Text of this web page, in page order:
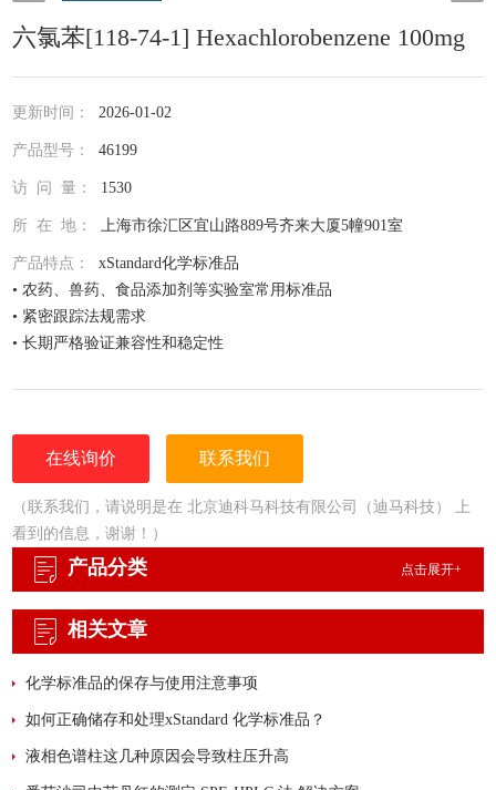
六氯苯[118-74-1] Hexachlorobenzene 100mg
更新时间：2026-01-02
产品型号：46199
访 问 量： 1530
所 在 地：上海市徐汇区宜山路889号齐来大厦5幢901室
产品特点：xStandard化学标准品
• 农药、兽药、食品添加剂等实验室常用标准品
• 紧密跟踪法规需求
• 长期严格验证兼容性和稳定性
• 详尽的分析证书（COA）
• 更为人性化的小包装量，利于保存，节约成本
在线询价 联系我们
（联系我们，请说明是在 北京迪科马科技有限公司（迪马科技） 上
看到的信息，谢谢！）
产品分类 点击展开+
相关文章
化学标准品的保存与使用注意事项
如何正确储存和处理xStandard 化学标准品？
液相色谱柱这几种原因会导致柱压升高